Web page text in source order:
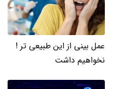
عمل بینی از این طبیعی تر !
نخواهیم داشت